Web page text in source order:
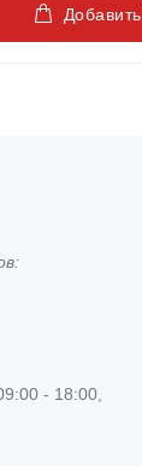
Добавить
- 18:00,